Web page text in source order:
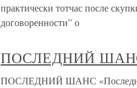
практически тотчас после
договоренности” о
ПОСЛЕДНИЙ
ПОСЛЕДНИЙ ШАНС «Последний